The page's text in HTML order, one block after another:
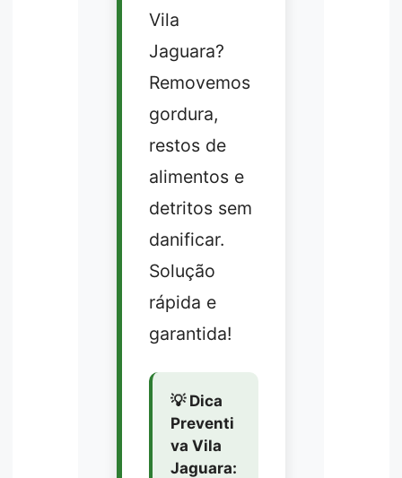
Vila
Jaguara?
Removemos
gordura,
restos de
alimentos e
detritos sem
danificar.
Solução
rápida e
garantida!
💡 Dica
Preventi
va Vila
Jaguara: